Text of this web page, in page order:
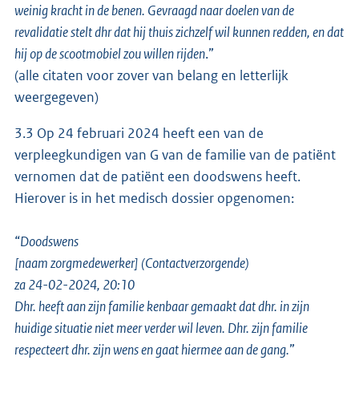
weinig kracht in de benen. Gevraagd naar doelen van de
revalidatie stelt dhr dat hij thuis zichzelf wil kunnen redden, en dat
hij op de scootmobiel zou willen rijden.”
(alle citaten voor zover van belang en letterlijk
weergegeven)
3.3 Op 24 februari 2024 heeft een van de
verpleegkundigen van G van de familie van de patiënt
vernomen dat de patiënt een doodswens heeft.
Hierover is in het medisch dossier opgenomen:
“Doodswens
[naam zorgmedewerker] (Contactverzorgende)
za 24-02-2024, 20:10
Dhr. heeft aan zijn familie kenbaar gemaakt dat dhr. in zijn
huidige situatie niet meer verder wil leven. Dhr. zijn familie
respecteert dhr. zijn wens en gaat hiermee aan de gang.”